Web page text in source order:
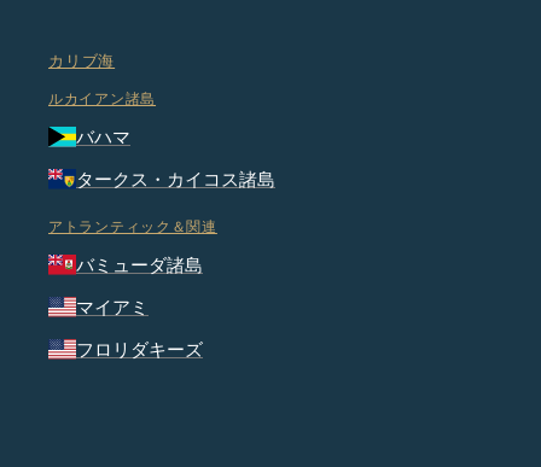
カリブ海
ルカイアン諸島
バハマ
タークス・カイコス諸島
アトランティック＆関連
バミューダ諸島
マイアミ
フロリダキーズ